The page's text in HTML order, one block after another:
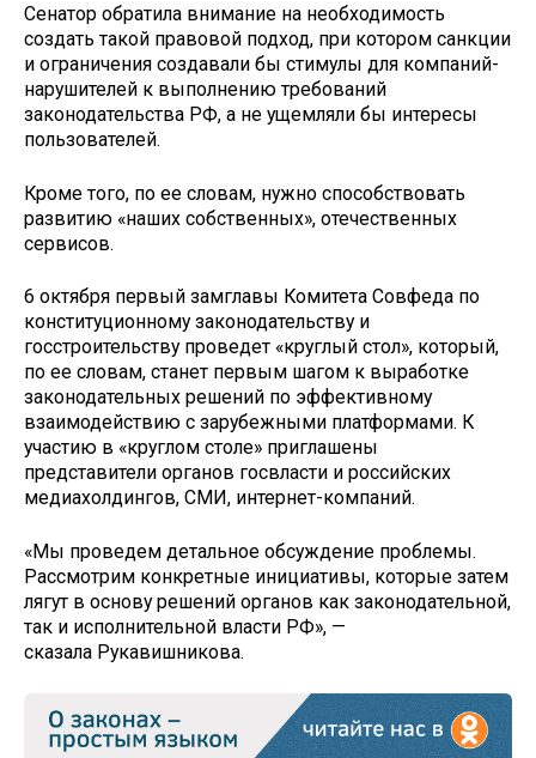
Сенатор обратила внимание на необходимость
создать такой правовой подход, при котором санкции
и ограничения создавали бы стимулы для компаний-
нарушителей к выполнению требований
законодательства РФ, а не ущемляли бы интересы
пользователей.
Кроме того, по ее словам, нужно способствовать
развитию «наших собственных», отечественных
сервисов.
6 октября первый замглавы Комитета Совфеда по
конституционному законодательству и
госстроительству проведет «круглый стол», который,
по ее словам, станет первым шагом к выработке
законодательных решений по эффективному
взаимодействию с зарубежными платформами. К
участию в «круглом столе» приглашены
представители органов госвласти и российских
медиахолдингов, СМИ, интернет-компаний.
«Мы проведем детальное обсуждение проблемы.
Рассмотрим конкретные инициативы, которые затем
лягут в основу решений органов как законодательной,
так и исполнительной власти РФ», —
сказала Рукавишникова.